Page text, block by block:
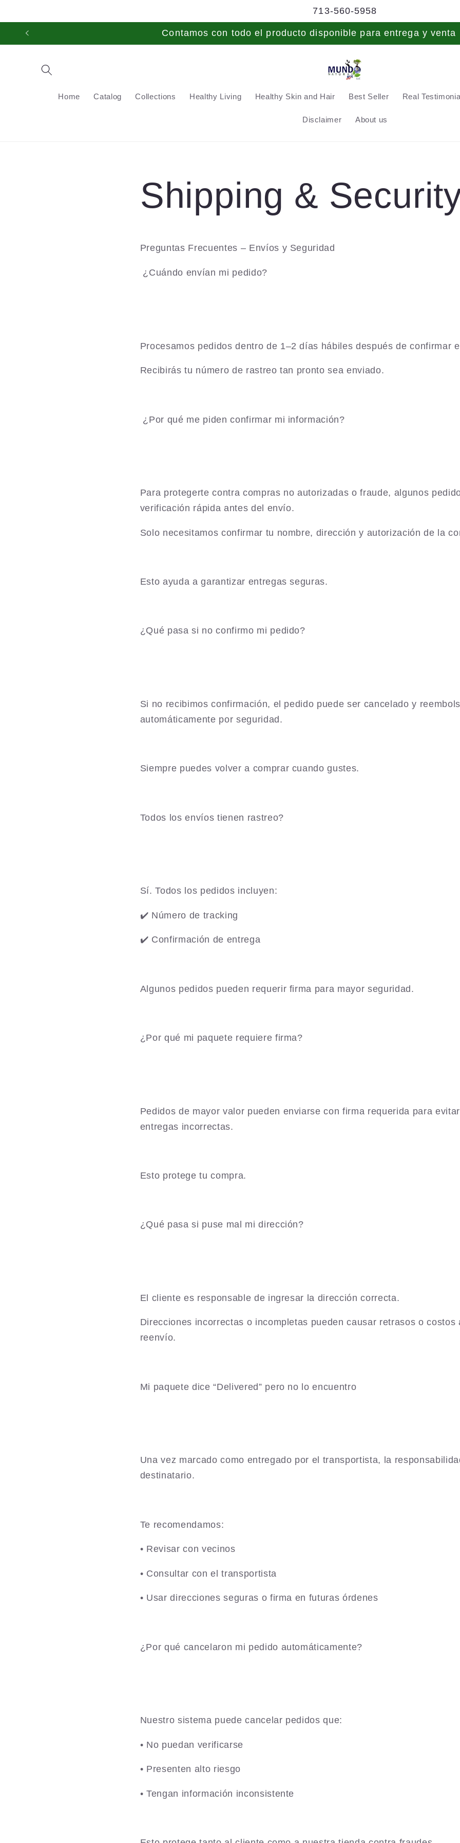
713-560-5958
Contamos con todo el producto disponible para entrega y venta
Home Catalog Collections Healthy Living Healthy Skin and Hair Best Seller Real
Disclaimer About us
Shipping &
Preguntas Frecuentes – Envíos y Seguridad
¿Cuándo envían mi pedido?
Procesamos pedidos dentro de 1–2 días hábiles después de confirmar
Recibirás tu número de rastreo tan pronto sea enviado.
¿Por qué me piden confirmar mi información?
Para protegerte contra compras no autorizadas o fraude, algunos
verificación rápida antes del envío.
Solo necesitamos confirmar tu nombre, dirección y autorización de la
Esto ayuda a garantizar entregas seguras.
¿Qué pasa si no confirmo mi pedido?
Si no recibimos confirmación, el pedido puede ser cancelado y
automáticamente por seguridad.
Siempre puedes volver a comprar cuando gustes.
Todos los envíos tienen rastreo?
Sí. Todos los pedidos incluyen:
✔️ Número de tracking
✔️ Confirmación de entrega
Algunos pedidos pueden requerir firma para mayor seguridad.
¿Por qué mi paquete requiere firma?
Pedidos de mayor valor pueden enviarse con firma requerida para
entregas incorrectas.
Esto protege tu compra.
¿Qué pasa si puse mal mi dirección?
El cliente es responsable de ingresar la dirección correcta.
Direcciones incorrectas o incompletas pueden causar retrasos o costos
reenvío.
Mi paquete dice “Delivered” pero no lo encuentro
Una vez marcado como entregado por el transportista, la
destinatario.
Te recomendamos:
• Revisar con vecinos
• Consultar con el transportista
• Usar direcciones seguras o firma en futuras órdenes
¿Por qué cancelaron mi pedido automáticamente?
Nuestro sistema puede cancelar pedidos que:
• No puedan verificarse
• Presenten alto riesgo
• Tengan información inconsistente